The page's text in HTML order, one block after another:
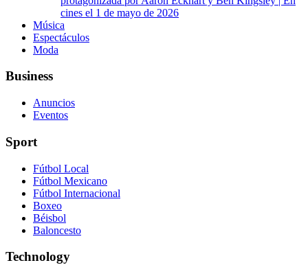
cines el 1 de mayo de 2026
Música
Espectáculos
Moda
Business
Anuncios
Eventos
Sport
Fútbol Local
Fútbol Mexicano
Fútbol Internacional
Boxeo
Béisbol
Baloncesto
Technology